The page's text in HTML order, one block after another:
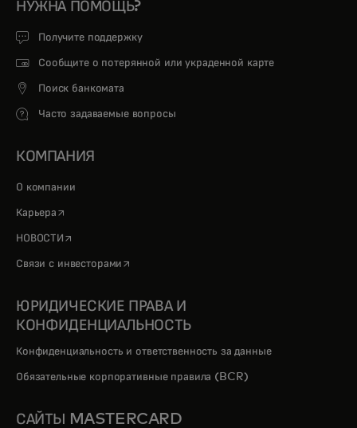
НУЖНА ПОМОЩЬ?
Получите поддержку
Сообщите о потерянной или украденной карте
Поиск банкомата
Часто задаваемые вопросы
КОМПАНИЯ
О компании
Карьера opens in a new tab
НОВОСТИ opens in a new tab
Связи с инвесторами opens in a new tab
ЮРИДИЧЕСКИЕ ПРАВА И
КОНФИДЕНЦИАЛЬНОСТЬ
Конфиденциальность и ответственность за данные
Обязательные корпоративные правила (BCR)
САЙТЫ MASTERCARD